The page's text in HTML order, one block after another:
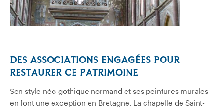
DES ASSOCIATIONS ENGAGÉES POUR
RESTAURER CE PATRIMOINE
Son style néo-gothique normand et ses peintures murales
en font une exception en Bretagne. La chapelle de Saint-